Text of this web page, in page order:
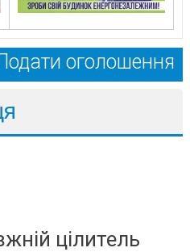
оголошення
цілитель